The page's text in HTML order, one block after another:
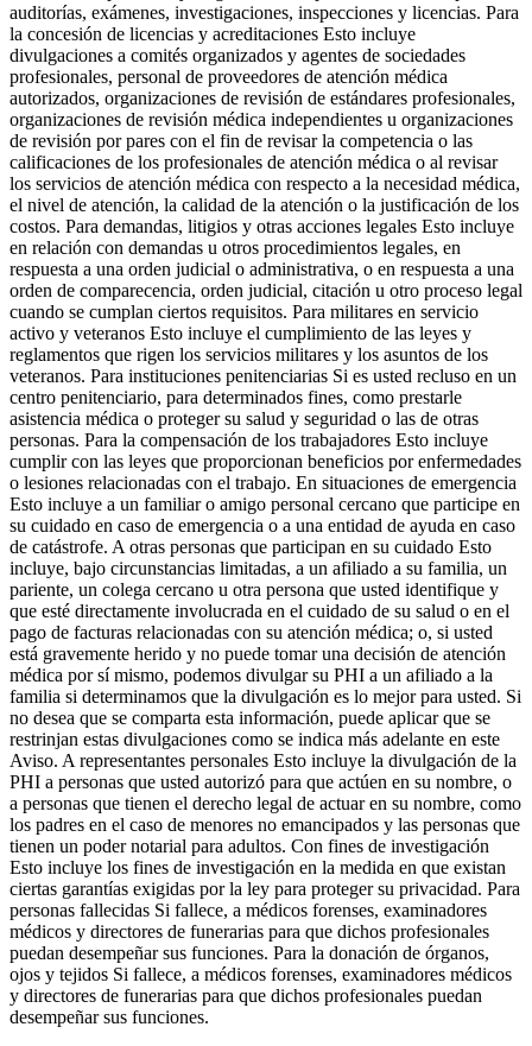
auditorías, exámenes, investigaciones, inspecciones y licencias. Para
la concesión de licencias y acreditaciones Esto incluye
divulgaciones a comités organizados y agentes de sociedades
profesionales, personal de proveedores de atención médica
autorizados, organizaciones de revisión de estándares profesionales,
organizaciones de revisión médica independientes u organizaciones
de revisión por pares con el fin de revisar la competencia o las
calificaciones de los profesionales de atención médica o al revisar
los servicios de atención médica con respecto a la necesidad médica,
el nivel de atención, la calidad de la atención o la justificación de los
costos. Para demandas, litigios y otras acciones legales Esto incluye
en relación con demandas u otros procedimientos legales, en
respuesta a una orden judicial o administrativa, o en respuesta a una
orden de comparecencia, orden judicial, citación u otro proceso legal
cuando se cumplan ciertos requisitos. Para militares en servicio
activo y veteranos Esto incluye el cumplimiento de las leyes y
reglamentos que rigen los servicios militares y los asuntos de los
veteranos. Para instituciones penitenciarias Si es usted recluso en un
centro penitenciario, para determinados fines, como prestarle
asistencia médica o proteger su salud y seguridad o las de otras
personas. Para la compensación de los trabajadores Esto incluye
cumplir con las leyes que proporcionan beneficios por enfermedades
o lesiones relacionadas con el trabajo. En situaciones de emergencia
Esto incluye a un familiar o amigo personal cercano que participe en
su cuidado en caso de emergencia o a una entidad de ayuda en caso
de catástrofe. A otras personas que participan en su cuidado Esto
incluye, bajo circunstancias limitadas, a un afiliado a su familia, un
pariente, un colega cercano u otra persona que usted identifique y
que esté directamente involucrada en el cuidado de su salud o en el
pago de facturas relacionadas con su atención médica; o, si usted
está gravemente herido y no puede tomar una decisión de atención
médica por sí mismo, podemos divulgar su PHI a un afiliado a la
familia si determinamos que la divulgación es lo mejor para usted. Si
no desea que se comparta esta información, puede aplicar que se
restrinjan estas divulgaciones como se indica más adelante en este
Aviso. A representantes personales Esto incluye la divulgación de la
PHI a personas que usted autorizó para que actúen en su nombre, o
a personas que tienen el derecho legal de actuar en su nombre, como
los padres en el caso de menores no emancipados y las personas que
tienen un poder notarial para adultos. Con fines de investigación
Esto incluye los fines de investigación en la medida en que existan
ciertas garantías exigidas por la ley para proteger su privacidad. Para
personas fallecidas Si fallece, a médicos forenses, examinadores
médicos y directores de funerarias para que dichos profesionales
puedan desempeñar sus funciones. Para la donación de órganos,
ojos y tejidos Si fallece, a médicos forenses, examinadores médicos
y directores de funerarias para que dichos profesionales puedan
desempeñar sus funciones.